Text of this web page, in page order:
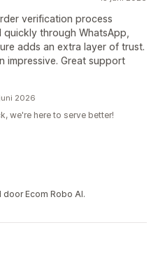
verification process
quickly through WhatsApp,
adds an extra layer of trust.
impressive. Great support
2026
we're here to serve better!
Ecom Robo AI.